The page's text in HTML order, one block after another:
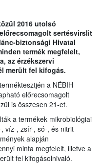
2016 utolsó
sertésvirslit
biztonsági Hivatal
termék megfelelt,
az érzékszervi
merült fel kifogás.
a NÉBIH
előrecsomagolt
is összesen 21-et.
a termékek mikrobiológiai
víz-, zsír-, só-, és nitrit
alapján
minta megfelelt, illetve a
fel kifogásolnivaló.